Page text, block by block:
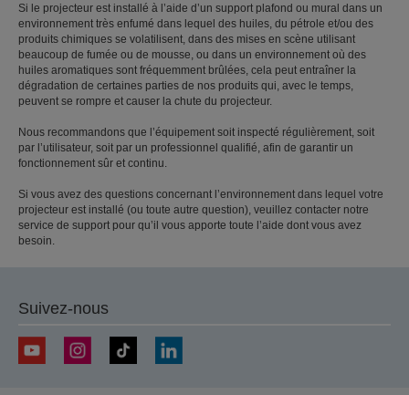
Si le projecteur est installé à l’aide d’un support plafond ou mural dans un
environnement très enfumé dans lequel des huiles, du pétrole et/ou des
produits chimiques se volatilisent, dans des mises en scène utilisant
beaucoup de fumée ou de mousse, ou dans un environnement où des
huiles aromatiques sont fréquemment brûlées, cela peut entraîner la
dégradation de certaines parties de nos produits qui, avec le temps,
peuvent se rompre et causer la chute du projecteur.
Nous recommandons que l’équipement soit inspecté régulièrement, soit
par l’utilisateur, soit par un professionnel qualifié, afin de garantir un
fonctionnement sûr et continu.
Si vous avez des questions concernant l’environnement dans lequel votre
projecteur est installé (ou toute autre question), veuillez contacter notre
service de support pour qu’il vous apporte toute l’aide dont vous avez
besoin.
Suivez-nous